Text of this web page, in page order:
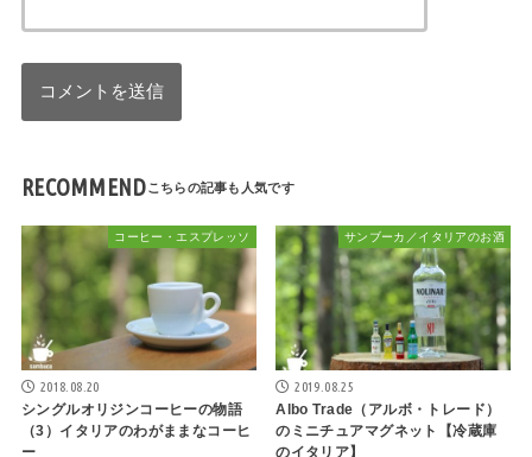
RECOMMEND
コーヒー・エスプレッソ
2018.08.20
シングルオリジンコーヒーの物語
（3）イタリアのわがままなコーヒ
ー
サンブーカ／イタリアのお酒
2019.08.25
Albo Trade（アルボ・トレード）
のミニチュアマグネット【冷蔵庫
のイタリア】